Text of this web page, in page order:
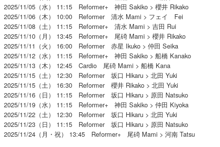
2025/11/05（水） 11:15 Reformer+ 神田 Sakiko > 櫻井 Rikako
2025/11/06（木） 10:00 Reformer 清水 Mami > フェイ Fei
2025/11/08（土） 11:15 Reformer+ 清水 Mami > 吉田 Rui
2025/11/10（月） 13:45 Reformer+ 尾碕 Mami > 櫻井 Rikako
2025/11/11（火） 16:00 Reformer 赤星 Ikuko > 仲田 Seika
2025/11/12（水） 11:15 Reformer+ 神田 Sakiko > 船橋 Kanako
2025/11/13（木） 12:45 Cardio 尾碕 Mami > 船橋 Kana
2025/11/15（土） 12:30 Reformer 坂口 Hikaru > 北田 Yuki
2025/11/15（土） 16:30 Reformer 櫻井 Rikako > 北田 Yuki
2025/11/16（日） 11:15 Reformer 坂口 Hikaru > 原田 Natsuko
2025/11/19（水） 11:15 Reformer+ 神田 Sakiko > 仲田 Kiyoka
2025/11/22（土） 12:30 Reformer 坂口 Hikaru > 北田 Yuki
2025/11/23（日） 11:15 Reformer 坂口 Hikaru > 原田 Natsuko
2025/11/24（月・祝） 13:45 Reformer+ 尾碕 Mami > 河南 Tatsu